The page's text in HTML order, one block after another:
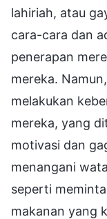
lahiriah, atau
cara-cara dan
penerapan
mereka.
melakukan
mereka, yang
motivasi dan
menangani
seperti
makanan yang